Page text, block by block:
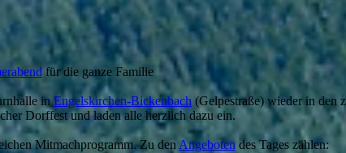
für die ganze Familie
inEngelskirchen-Bickenbach (Gelpestraße) wieder in den
Dorffest und laden alle herzlich dazu ein.
Mitmachprogramm. Zu den Angeboten des Tages zählen: